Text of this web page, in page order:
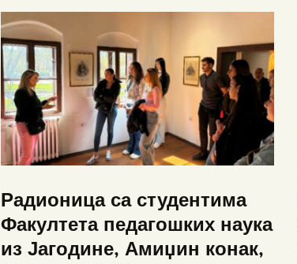
Радионица са студентима
Факултета педагошких наука
из Јагодине, Амиџин конак,